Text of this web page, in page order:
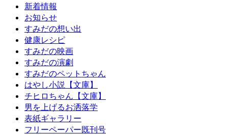
新着情報
お知らせ
すみだの想い出
健康レシピ
すみだの映画
すみだの演劇
すみだのペットちゃん
はやし小説【文庫】
チヒロちゃん【文庫】
男を上げるお洒落学
表紙ギャラリー
フリーペーパー既刊号